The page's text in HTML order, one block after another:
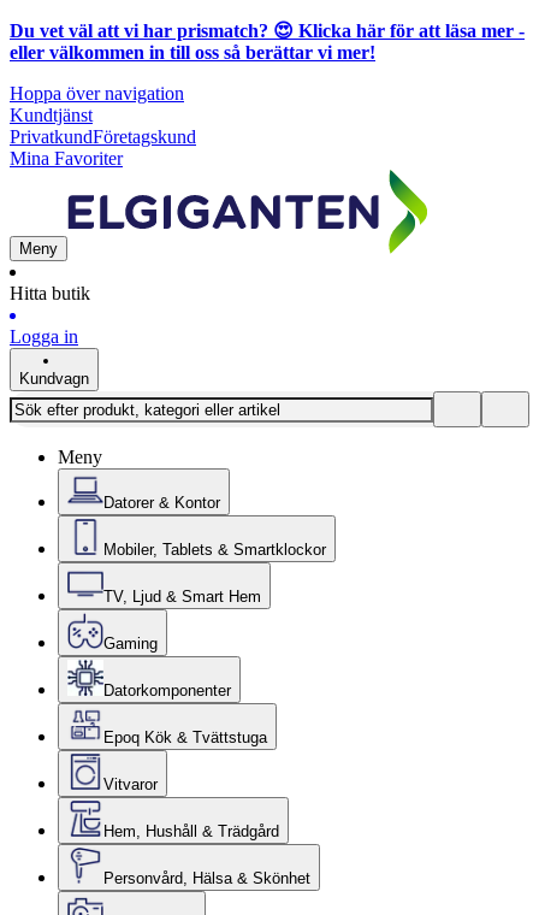
Du vet väl att vi har prismatch? 😍 Klicka här för att läsa mer -
eller välkommen in till oss så berättar vi mer!
Hoppa över navigation
Kundtjänst
PrivatkundFöretagskund
Mina Favoriter
Meny
Hitta butik
Logga in
Kundvagn
Meny
Datorer & Kontor
Mobiler, Tablets & Smartklockor
TV, Ljud & Smart Hem
Gaming
Datorkomponenter
Epoq Kök & Tvättstuga
Vitvaror
Hem, Hushåll & Trädgård
Personvård, Hälsa & Skönhet